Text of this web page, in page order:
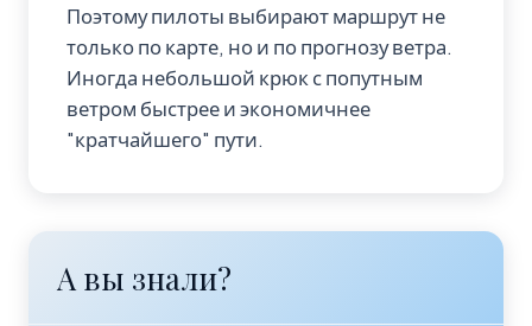
Поэтому пилоты выбирают маршрут не
только по карте, но и по прогнозу ветра.
Иногда небольшой крюк с попутным
ветром быстрее и экономичнее
"кратчайшего" пути.
А вы знали?